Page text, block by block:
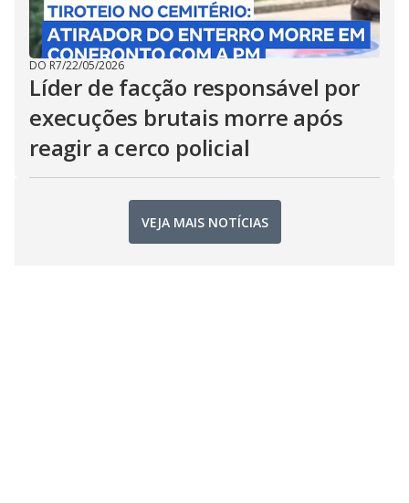
DO R7/22/05/2026
Líder de facção responsável por
execuções brutais morre após
reagir a cerco policial
VEJA MAIS NOTÍCIAS